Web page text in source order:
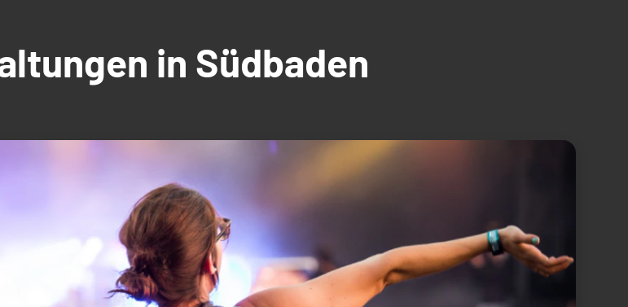
in Südbaden